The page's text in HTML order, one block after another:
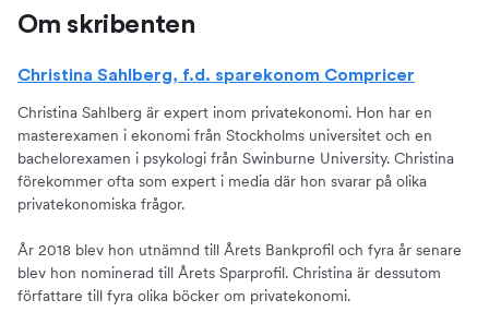
Om skribenten
Christina Sahlberg, f.d. sparekonom Compricer
Christina Sahlberg är expert inom privatekonomi. Hon har en
masterexamen i ekonomi från Stockholms universitet och en
bachelorexamen i psykologi från Swinburne University. Christina
förekommer ofta som expert i media där hon svarar på olika
privatekonomiska frågor.
År 2018 blev hon utnämnd till Årets Bankprofil och fyra år senare
blev hon nominerad till Årets Sparprofil. Christina är dessutom
författare till fyra olika böcker om privatekonomi.